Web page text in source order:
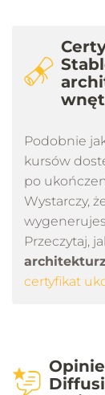
Podobnie
kursów
po
Wystarczy,
Przeczytaj,
certyfikat